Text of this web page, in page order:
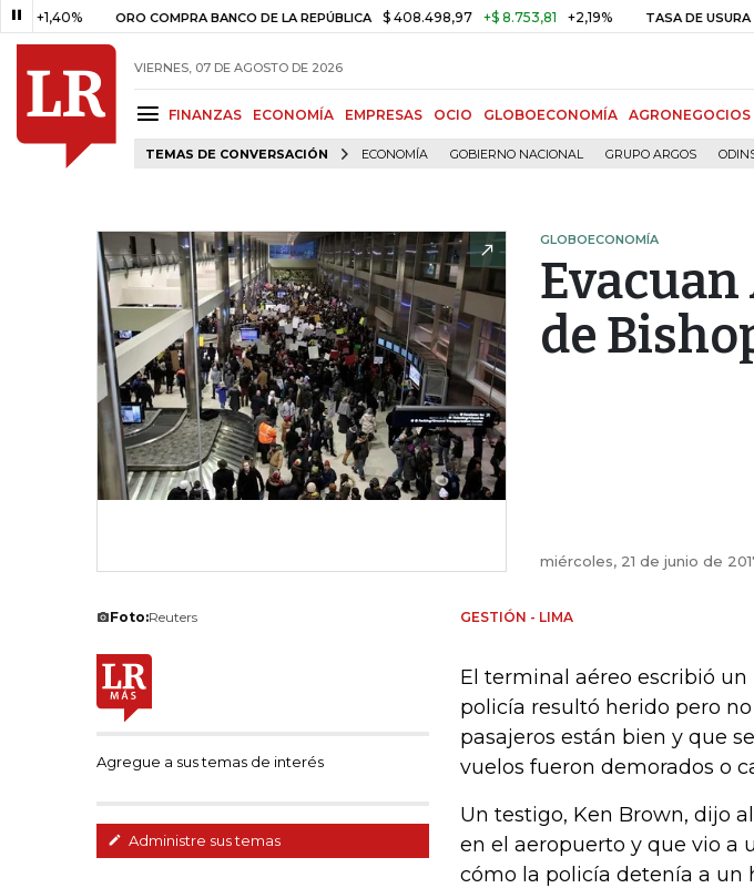
ORO COMPRA BANCO DE LA REPÚBLICA $ 408.498,97 +$ 8.753,81 +2,19% TASA DE USURA
VIERNES, 07 DE AGOSTO DE 2026
FINANZAS ECONOMÍA EMPRESAS OCIO GLOBOECONOMÍA AGRONEGOCIOS
TEMAS DE CONVERSACIÓN ECONOMÍA GOBIERNO NACIONAL GRUPO ARGOS
GLOBOECONOMÍA
de
miércoles, 21 de junio de
Foto:Reuters
Agregue a sus temas de interés
Administre sus temas
GESTIÓN - LIMA
El terminal aéreo escribió
policía resultó herido pero
pasajeros están bien y que
vuelos fueron demorados o
Un testigo, Ken Brown, dijo
en el aeropuerto y que vio a
cómo la policía detenía a un